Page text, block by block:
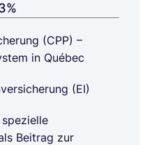
(CPP) –
in Québec
(EI)
spezielle
Beitrag zur